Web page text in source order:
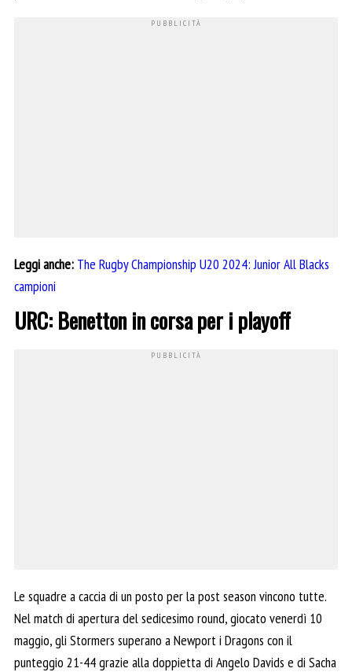
Leggi anche: The Rugby Championship U20 2024: Junior All Blacks
campioni
URC: Benetton in corsa per i playoff
Le squadre a caccia di un posto per la post season vincono tutte.
Nel match di apertura del sedicesimo round, giocato venerdì 10
maggio, gli Stormers superano a Newport i Dragons con il
punteggio 21-44 grazie alla doppietta di Angelo Davids e di Sacha